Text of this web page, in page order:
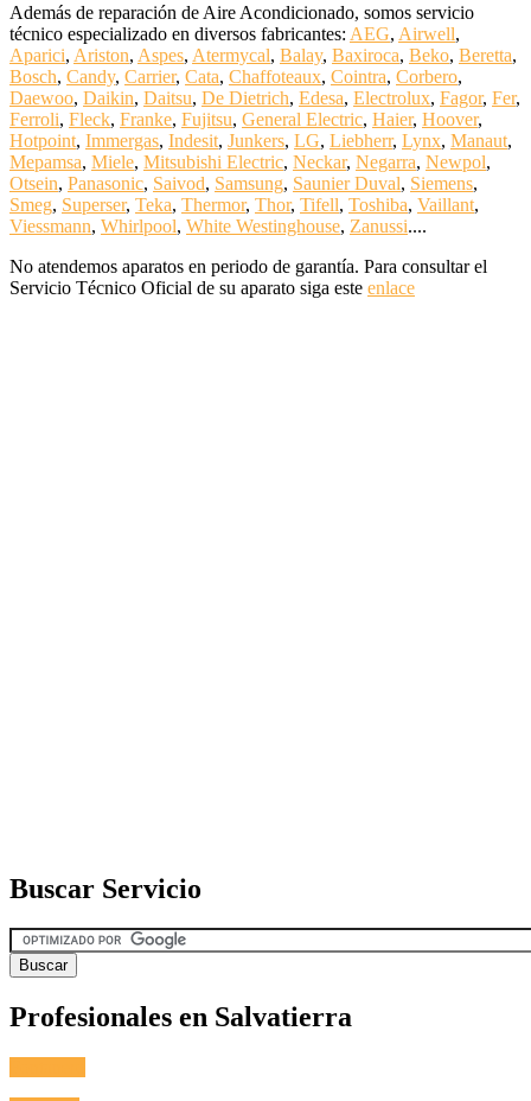
Además de reparación de Aire Acondicionado, somos servicio
técnico especializado en diversos fabricantes: AEG, Airwell,
Aparici, Ariston, Aspes, Atermycal, Balay, Baxiroca, Beko, Beretta,
Bosch, Candy, Carrier, Cata, Chaffoteaux, Cointra, Corbero,
Daewoo, Daikin, Daitsu, De Dietrich, Edesa, Electrolux, Fagor, Fer,
Ferroli, Fleck, Franke, Fujitsu, General Electric, Haier, Hoover,
Hotpoint, Immergas, Indesit, Junkers, LG, Liebherr, Lynx, Manaut,
Mepamsa, Miele, Mitsubishi Electric, Neckar, Negarra, Newpol,
Otsein, Panasonic, Saivod, Samsung, Saunier Duval, Siemens,
Smeg, Superser, Teka, Thermor, Thor, Tifell, Toshiba, Vaillant,
Viessmann, Whirlpool, White Westinghouse, Zanussi....
No atendemos aparatos en periodo de garantía. Para consultar el
Servicio Técnico Oficial de su aparato siga este enlace
Buscar Servicio
Profesionales en Salvatierra